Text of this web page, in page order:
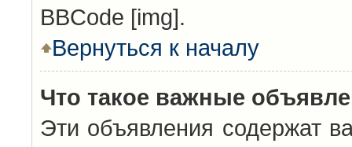
BBCode [img].
Вернуться к началу
Что такое важные
Эти объявления содержат